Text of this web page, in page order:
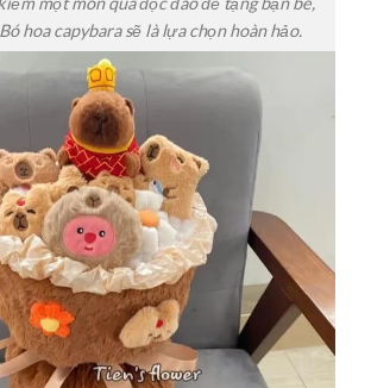
hoa capybara sẽ là lựa chọn hoàn hảo.